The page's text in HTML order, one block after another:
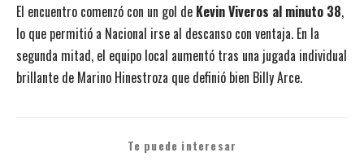
El encuentro comenzó con un gol de Kevin Viveros al minuto 38,
lo que permitió a Nacional irse al descanso con ventaja. En la
segunda mitad, el equipo local aumentó tras una jugada individual
brillante de Marino Hinestroza que definió bien Billy Arce.
Te puede interesar